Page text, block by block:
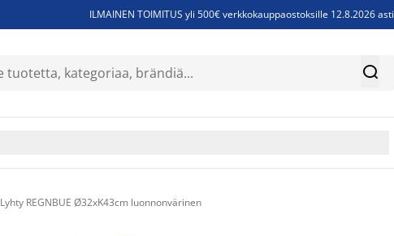
ILMAINEN TOIMITUS yli 500€ verkkokauppaostoksille 12.8.2026 asti
Sijauspatjoja - Säästä jopa 60% 
Lyhty REGNBUE Ø32xK43cm luonnonvärinen